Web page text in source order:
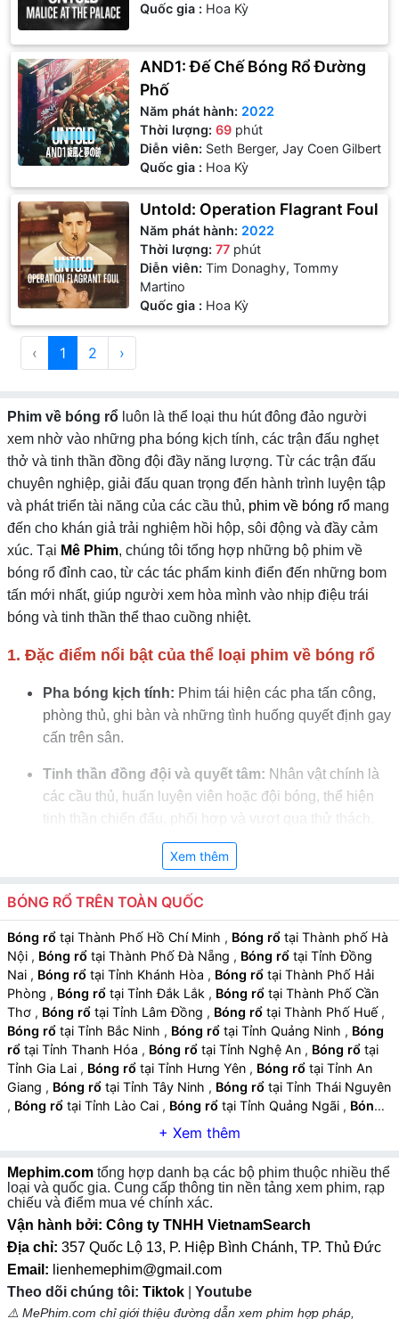
Quốc gia : Hoa Kỳ
AND1: Đế Chế Bóng Rổ Đường
Phố
Năm phát hành: 2022
Thời lượng:69 phút
Diễn viên: Seth Berger, Jay Coen Gilbert
Quốc gia : Hoa Kỳ
Untold: Operation Flagrant Foul
Năm phát hành: 2022
Thời lượng:77 phút
Diễn viên:Tim Donaghy, Tommy
Martino
Quốc gia : Hoa Kỳ
‹ 1 2 ›
Phim về bóng rổ luôn là thể loại thu hút đông đảo người
xem nhờ vào những pha bóng kịch tính, các trận đấu nghẹt
thở và tinh thần đồng đội đầy năng lượng. Từ các trận đấu
chuyên nghiệp, giải đấu quan trọng đến hành trình luyện tập
và phát triển tài năng của các cầu thủ, phim về bóng rổ mang
đến cho khán giả trải nghiệm hồi hộp, sôi động và đầy cảm
xúc. Tại Mê Phim, chúng tôi tổng hợp những bộ phim về
bóng rổ đỉnh cao, từ các tác phẩm kinh điển đến những bom
tấn mới nhất, giúp người xem hòa mình vào nhịp điệu trái
bóng và tinh thần thể thao cuồng nhiệt.
1. Đặc điểm nổi bật của thể loại phim về bóng rổ
Pha bóng kịch tính: Phim tái hiện các pha tấn công,
phòng thủ, ghi bàn và những tình huống quyết định gay
cấn trên sân.
Tinh thần đồng đội và quyết tâm: Nhân vật chính là
các cầu thủ, huấn luyện viên hoặc đội bóng, thể hiện
tinh thần chiến đấu, phối hợp và vượt qua thử thách.
Bối cảnh sống động:Sân vận động, phòng thay đồ,
và chân thực.
Âm nhạc và hiệu ứng tăng cảm xúc:Nhạc nền sôi
động, tiếng hò reo khán giả và hiệu ứng âm thanh giúp
tăng trải nghiệm hồi hộp và kịch tính.
2. Các Tiêu Chí Đánh Giá Phim Về Bóng Rổ
Xem thêm
BÓNG RỔ TRÊN TOÀN QUỐC
Bóng rổ tại Thành Phố Hồ Chí Minh , Bóng rổ tại Thành phố Hà
Nội , Bóng rổ tại Thành Phố Đà Nẵng , Bóng rổ tại Tỉnh Đồng
Nai , Bóng rổ tại Tỉnh Khánh Hòa , Bóng rổ tại Thành Phố Hải
Phòng , Bóng rổ tại Tỉnh Đắk Lắk , Bóng rổ tại Thành Phố Cần
Thơ , Bóng rổ tại Tỉnh Lâm Đồng , Bóng rổ tại Thành Phố Huế ,
Bóng rổ tại Tỉnh Bắc Ninh , Bóng rổ tại Tỉnh Quảng Ninh , Bóng
rổ tại Tỉnh Thanh Hóa , Bóng rổ tại Tỉnh Nghệ An , Bóng rổ tại
Tỉnh Gia Lai , Bóng rổ tại Tỉnh Hưng Yên , Bóng rổ tại Tỉnh An
Giang , Bóng rổ tại Tỉnh Tây Ninh , Bóng rổ tại Tỉnh Thái Nguyên
, Bóng rổ tại Tỉnh Lào Cai , Bóng rổ tại Tỉnh Quảng Ngãi , Bóng
Bóng rổ tại Tỉnh Vĩnh Long
tại Tỉnh Phú Thọ
tại Tỉnh Đồng Tháp Bóng rổ tại Tỉnh Quảng Trị
Bóng rổtại Tỉnh Sơn La,Bóng rổtại Tỉnh Tuyên Quang,Bóng
rổtại Tỉnh Điện Biên ,Bóng rổ tại Tỉnh Lai Châu Bóng rổ
tại
Tỉnh Lạng Sơn, Bóng rổtại Tỉnh Cao Bằng,
Mephim.com tổng hợp danh bạ các bộ phim thuộc nhiều thể
loại và quốc gia. Cung cấp thông tin nền tảng xem phim, rạp
chiếu và điểm mua vé chính xác.
Vận hành bởi: Công ty TNHH VietnamSearch
Địa chỉ: 357 Quốc Lộ 13, P. Hiệp Bình Chánh, TP. Thủ Đức
Email: lienhemephim@gmail.com
Theo dõi chúng tôi: Tiktok Youtube
⚠️ MePhim.com chỉ giới thiệu đường dẫn xem phim hợp pháp,